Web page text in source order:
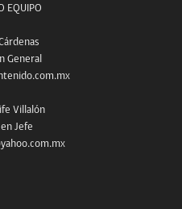
EQUIPO
General
Villalón
Jefe